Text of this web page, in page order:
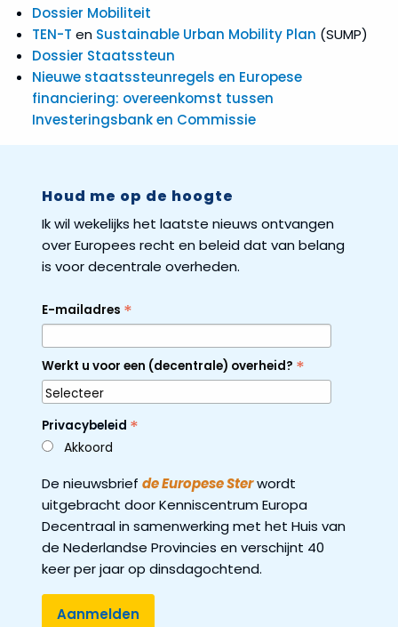
Dossier Mobiliteit
TEN-T en Sustainable Urban Mobility Plan (SUMP)
Dossier Staatssteun
Nieuwe staatssteunregels en Europese
financiering: overeenkomst tussen
Investeringsbank en Commissie
Houd me op de hoogte
Ik wil wekelijks het laatste nieuws ontvangen
over Europees recht en beleid dat van belang
is voor decentrale overheden.
E-mailadres *
Werkt u voor een (decentrale) overheid? *
Privacybeleid *
Akkoord
De nieuwsbrief de Europese Sterwordt
uitgebracht door Kenniscentrum Europa
Decentraal in samenwerking met het Huis van
de Nederlandse Provincies en verschijnt 40
keer per jaar op dinsdagochtend.